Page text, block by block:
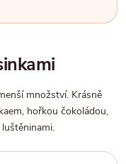
množství. Krásně
hořkou čokoládou,